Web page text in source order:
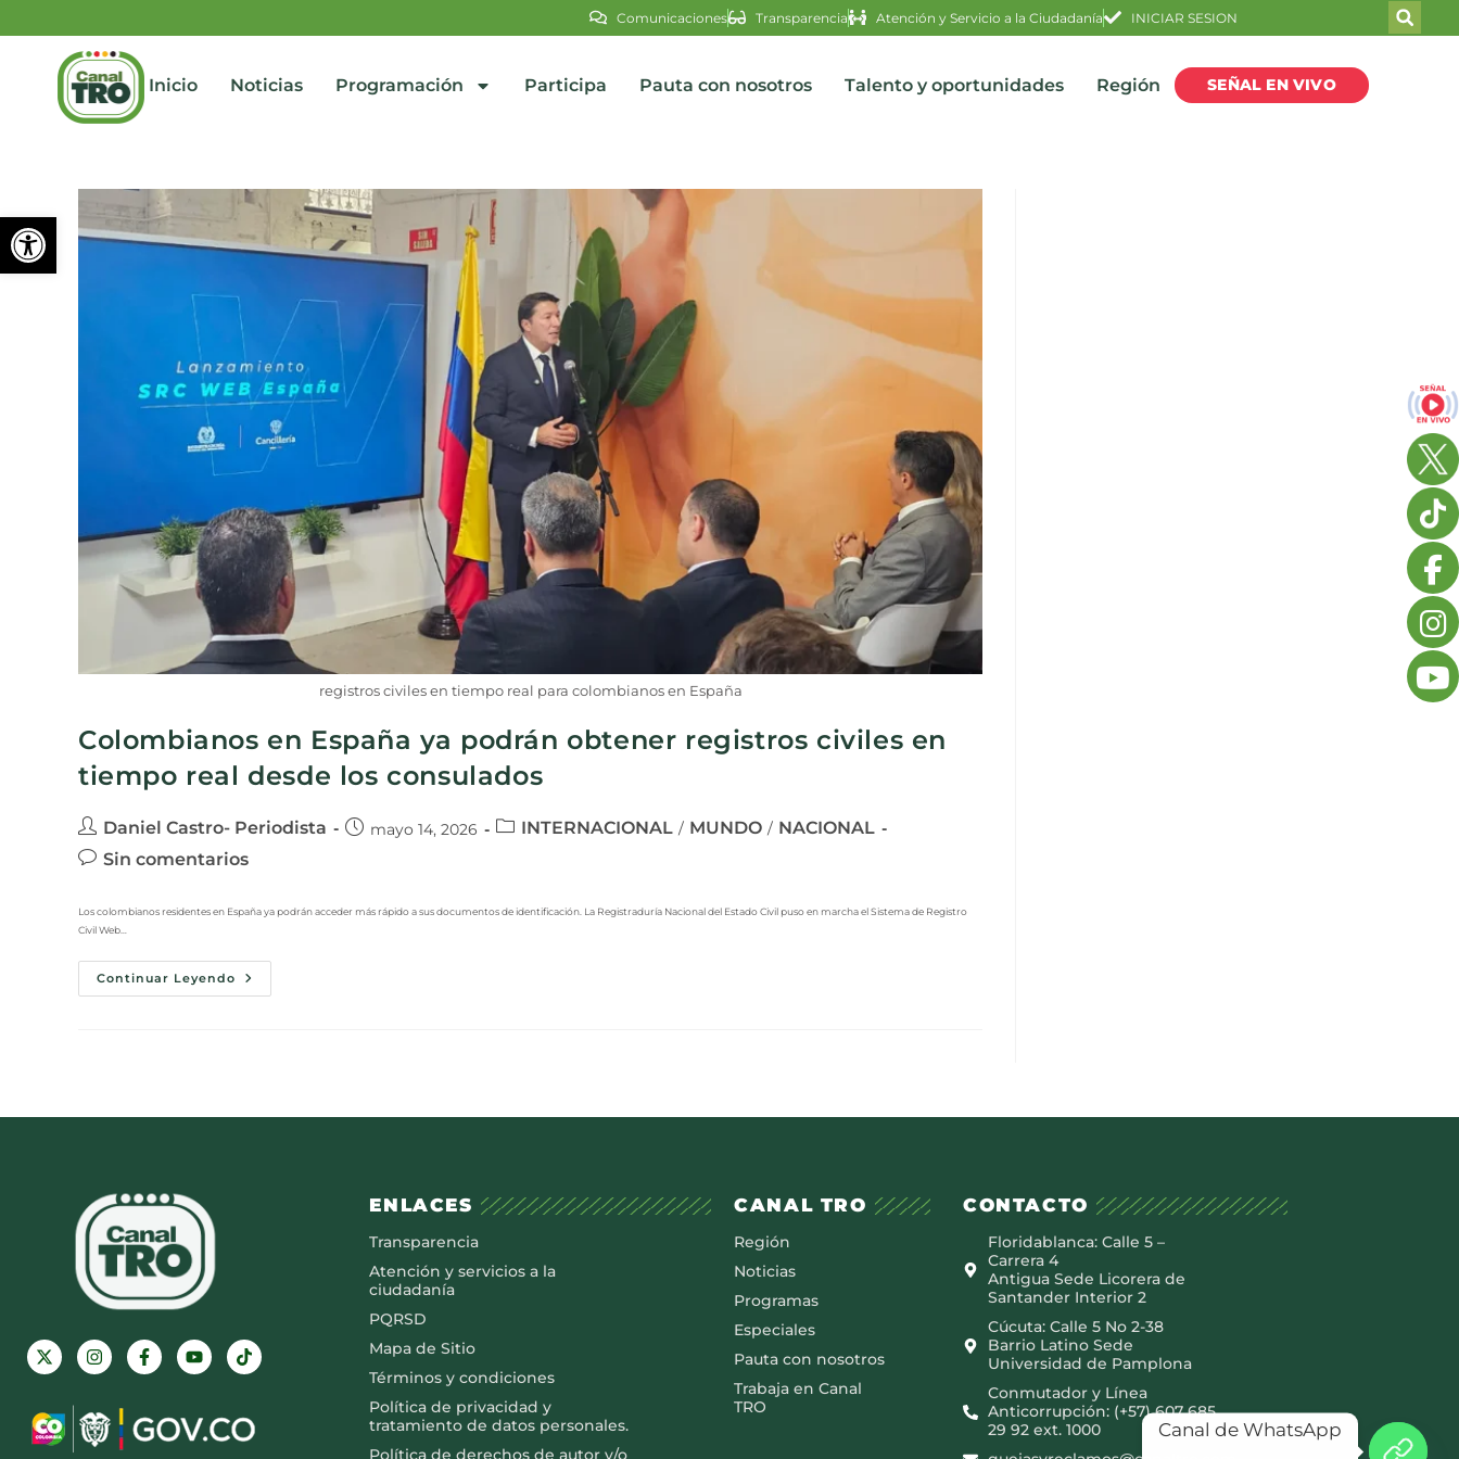
Abrir barra de herramientas
Comunicaciones Transparencia Atención y Servicio a la Ciudadanía INICIAR SESION
Inicio Noticias Programación Participa Pauta con nosotros Talento y oportunidades Región SEÑAL EN VIVO
registros civiles en tiempo real para colombianos en España
Colombianos en España ya podrán obtener registros civiles en
tiempo real desde los consulados
Daniel Castro- Periodista mayo 14, 2026 INTERNACIONAL / MUNDO / NACIONAL
Sin comentarios
Los colombianos residentes en España ya podrán acceder más rápido a sus documentos de identificación. La Registraduría Nacional del Estado Civil puso en marcha el Sistema de Registro
Civil Web…
Continuar Leyendo
ENLACES
Transparencia
Atención y servicios a la
ciudadanía
PQRSD
Mapa de Sitio
Términos y condiciones
Política de privacidad y
tratamiento de datos personales.
Política de derechos de autor y/o
CANAL TRO
Región
Noticias
Programas
Especiales
Pauta con nosotros
Trabaja en Canal
TRO
CONTACTO
Floridablanca: Calle 5 –
Carrera 4
Antigua Sede Licorera de
Santander Interior 2
Cúcuta: Calle 5 No 2-38
Barrio Latino Sede
Universidad de Pamplona
Conmutador y Línea
Anticorrupción: (+57) 607 685
29 92 ext. 1000
Canal de WhatsApp